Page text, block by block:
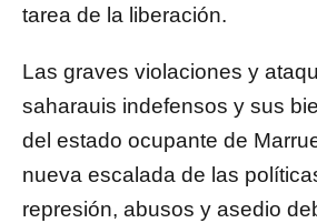
tarea de la liberación.
Las graves violaciones y
saharauis indefensos y sus
del estado ocupante de
nueva escalada de las
represión, abusos y asedio